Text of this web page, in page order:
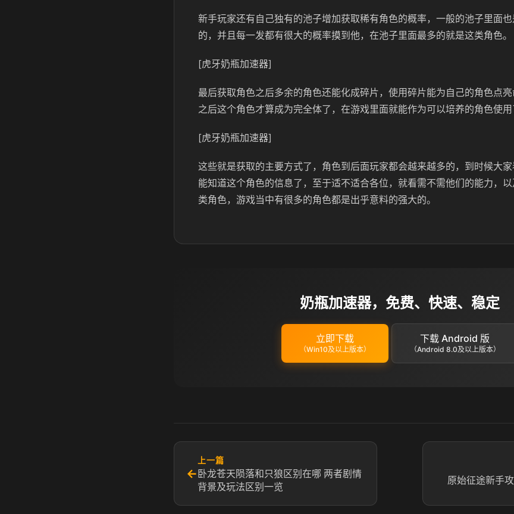
新手玩家还有自己独有的池子增加获取稀有角色的概率，一般的池子里面
的，并且每一发都有很大的概率摸到他，在池子里面最多的就是这类角色。
[虎牙奶瓶加速器]
最后获取角色之后多余的角色还能化成碎片，使用碎片能为自己的角色点
之后这个角色才算成为完全体了，在游戏里面就能作为可以培养的角色使用
[虎牙奶瓶加速器]
这些就是获取的主要方式了，角色到后面玩家都会越来越多的，到时候大
能知道这个角色的信息了，至于适不适合各位，就看需不需他们的能力，
类角色，游戏当中有很多的角色都是出乎意料的强大的。
奶瓶加速器，免费、快速、稳定
立即下载
（Win10及以上版本）
下载 Android 版
（Android 8.0及以上版本）
←
上一篇
卧龙苍天陨落和只狼区别在哪 两者剧情
背景及玩法区别一览
原始征途新手